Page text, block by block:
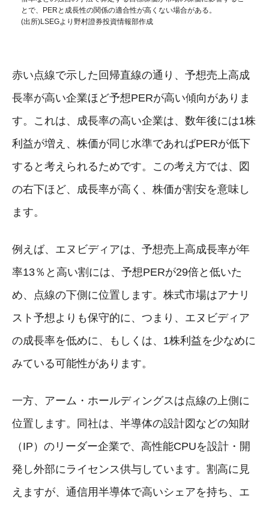
とで、PERと成長性の関係の適合性が高くない場合がある。
(出所)LSEGより野村證券投資情報部作成
赤い点線で示した回帰直線の通り、予想売上高成
長率が高い企業ほど予想PERが高い傾向がありま
す。これは、成長率の高い企業は、数年後には1株
利益が増え、株価が同じ水準であればPERが低下
すると考えられるためです。この考え方では、図
の右下ほど、成長率が高く、株価が割安を意味し
ます。
例えば、エヌビディアは、予想売上高成長率が年
率13％と高い割には、予想PERが29倍と低いた
め、点線の下側に位置します。株式市場はアナリ
スト予想よりも保守的に、つまり、エヌビディア
の成長率を低めに、もしくは、1株利益を少なめに
みている可能性があります。
一方、アーム・ホールディングスは点線の上側に
位置します。同社は、半導体の設計図などの知財
（IP）のリーダー企業で、高性能CPUを設計・開
発し外部にライセンス供与しています。割高に見
えますが、通信用半導体で高いシェアを持ち、エ